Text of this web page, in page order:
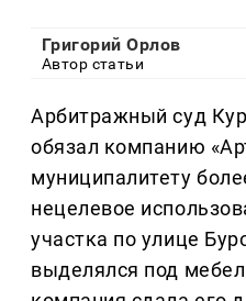
Григорий Орлов
Автор статьи
Арбитражный суд
обязал компанию
муниципалитету
нецелевое
участка по улице
выделялся под